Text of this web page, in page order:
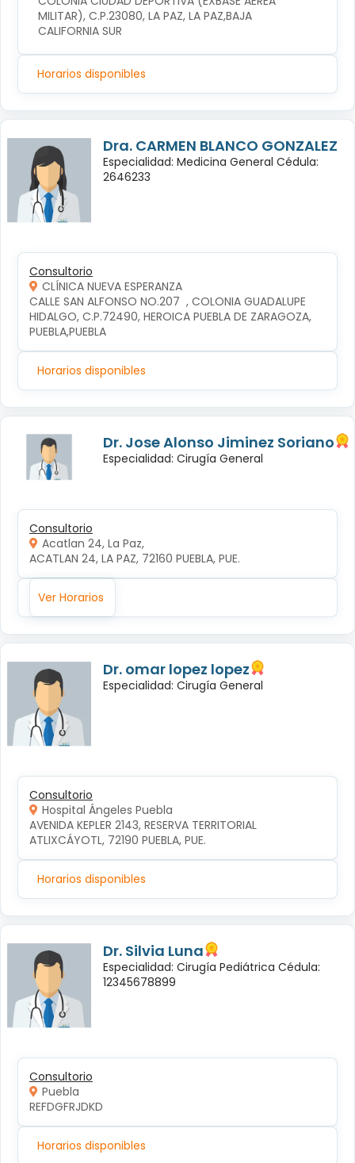
MILITAR), C.P.23080, LA PAZ, LA PAZ,BAJA
CALIFORNIA SUR
Horarios disponibles
Dra. CARMEN BLANCO GONZALEZ
Especialidad: Medicina General Cédula:
2646233
Consultorio
CLÍNICA NUEVA ESPERANZA
CALLE SAN ALFONSO NO.207  , COLONIA GUADALUPE
HIDALGO, C.P.72490, HEROICA PUEBLA DE ZARAGOZA,
PUEBLA,PUEBLA
Horarios disponibles
Dr. Jose Alonso Jiminez Soriano
Especialidad: Cirugía General
Consultorio
Acatlan 24, La Paz,
ACATLAN 24, LA PAZ, 72160 PUEBLA, PUE.
Ver Horarios
Dr. omar lopez lopez
Especialidad: Cirugía General
Consultorio
Hospital Ángeles Puebla
AVENIDA KEPLER 2143, RESERVA TERRITORIAL
ATLIXCÁYOTL, 72190 PUEBLA, PUE.
Horarios disponibles
Dr. Silvia Luna
Especialidad: Cirugía Pediátrica Cédula:
12345678899
Consultorio
Puebla
REFDGFRJDKD
Horarios disponibles